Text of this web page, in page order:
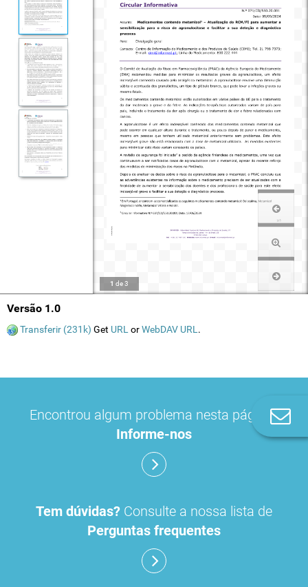
1 de3
Versão 1.0
Transferir (231k) Get URL orWebDAV URL .
Encontrou algum problema nesta página?
Informe-nos
Tem dúvidas? Consulte a nossa lista de
Perguntas frequentes